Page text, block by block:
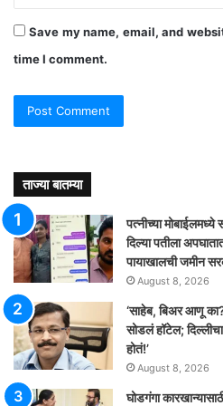
Save my name, email, and
time I comment.
ताज्या बातम्या
पत्नीच्या मोबाईलमध्ये
दिल्या पतीला
पायाखालची जमीन
August 8, 2026
‘साहेब, बिअर आणू
सोडलं हॉटेल;
होतं!’
August 8, 2026
घोडगंगा